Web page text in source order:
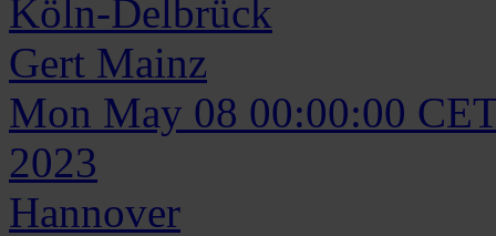
Köln-Delbrück
Gert Mainz
Mon May 08 00:00:00
2023
Hannover